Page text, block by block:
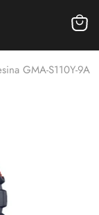
carrito
GMA-S110Y-9A